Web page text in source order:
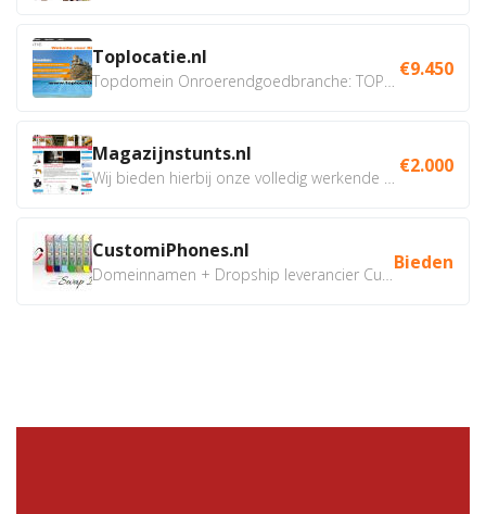
Toplocatie.nl €9.450
Magazijnstunts.nl €2.000
CustomiPhones.nl Bieden